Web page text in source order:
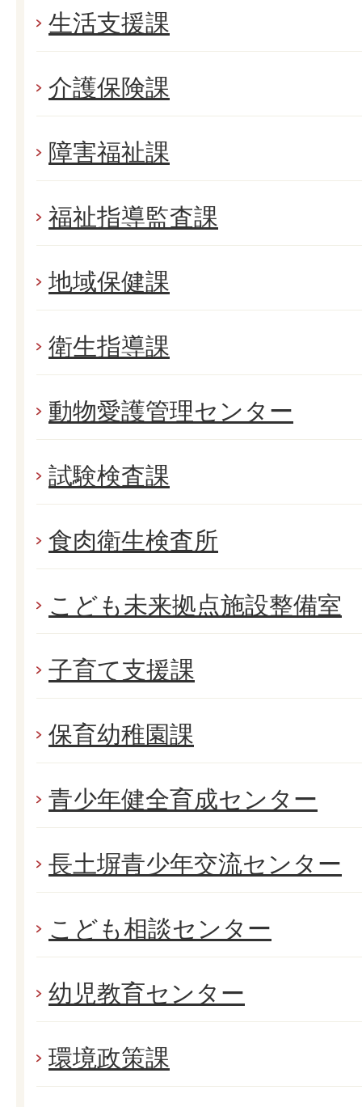
生活支援課
介護保険課
障害福祉課
福祉指導監査課
地域保健課
衛生指導課
動物愛護管理センター
試験検査課
食肉衛生検査所
こども未来拠点施設整備室
子育て支援課
保育幼稚園課
青少年健全育成センター
長土塀青少年交流センター
こども相談センター
幼児教育センター
環境政策課